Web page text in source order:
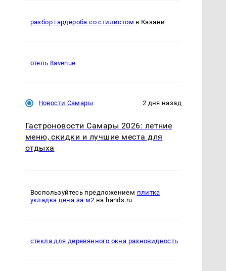
разбор гардероба со стилистом в Казани
отель 8avenue
Новости Самары 2 дня назад
Гастроновости Самары 2026: летние
меню, скидки и лучшие места для
отдыха
Воспользуйтесь предложением плитка
укладка цена за м2 на hands.ru
стекла для деревянного окна разновидность